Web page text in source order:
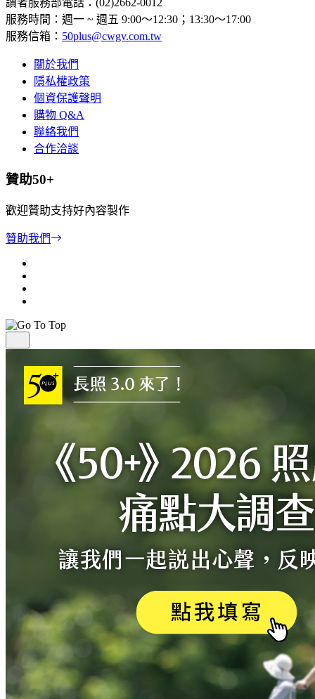
服務時間：週一 ~ 週五 9:00～12:30；13:30～17:00
服務信箱： 50plus@cwgv.com.tw
關於我們
隱私權政策
個資保護聲明
購物 Q&A
聯絡我們
合作洽談
贊助50+
歡迎贊助支持好內容製作
贊助我們